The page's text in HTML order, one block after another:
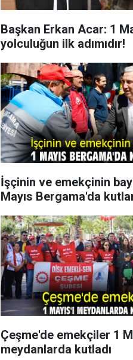
Başkan Erkan Acar: 1
yolculuğun ilk adımıdır!
İşçinin ve emekçinin
Mayıs Bergama'da
Çeşme'de emekçiler 1
meydanlarda kutladı